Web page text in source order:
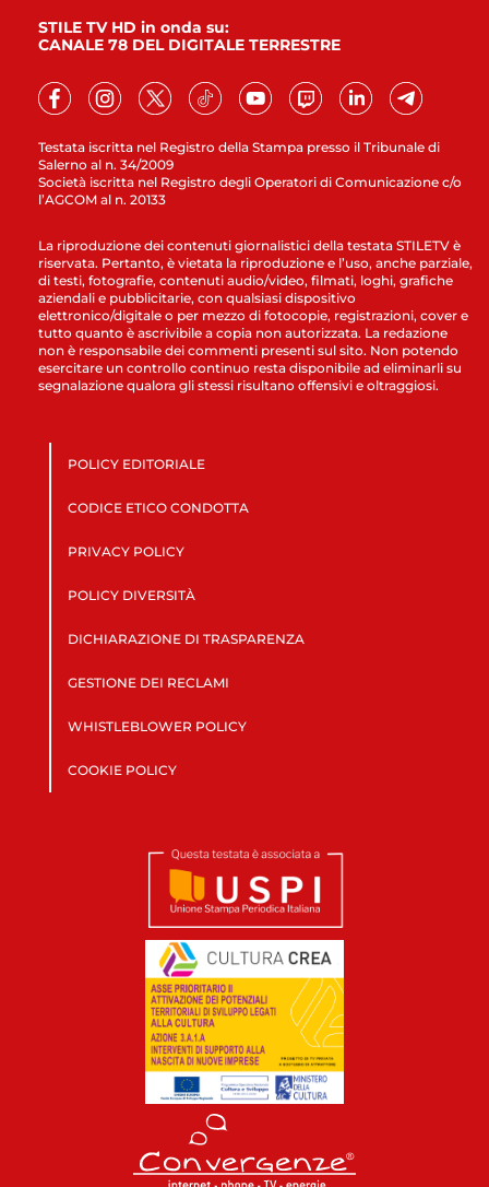
Testata iscritta nel Registro della Stampa presso il Tribunale di
Salerno al n. 34/2009
Società iscritta nel Registro degli Operatori di Comunicazione c/o
l’AGCOM al n. 20133
STILE TV HD in onda su:
CANALE 78 DEL DIGITALE TERRESTRE
La riproduzione dei contenuti giornalistici della testata STILETV è
riservata. Pertanto, è vietata la riproduzione e l’uso, anche parziale,
di testi, fotografie, contenuti audio/video, filmati, loghi, grafiche
aziendali e pubblicitarie, con qualsiasi dispositivo
elettronico/digitale o per mezzo di fotocopie, registrazioni, cover e
tutto quanto è ascrivibile a copia non autorizzata. La redazione
non è responsabile dei commenti presenti sul sito. Non potendo
esercitare un controllo continuo resta disponibile ad eliminarli su
segnalazione qualora gli stessi risultano offensivi e oltraggiosi.
POLICY EDITORIALE
CODICE ETICO CONDOTTA
PRIVACY POLICY
POLICY DIVERSITÀ
DICHIARAZIONE DI TRASPARENZA
GESTIONE DEI RECLAMI
WHISTLEBLOWER POLICY
COOKIE POLICY